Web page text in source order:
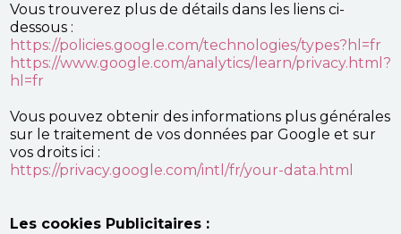
Vous trouverez plus de détails dans les liens ci-
dessous :
https://policies.google.com/technologies/types?hl=fr
https://www.google.com/analytics/learn/privacy.html?
hl=fr
Vous pouvez obtenir des informations plus générales
sur le traitement de vos données par Google et sur
vos droits ici :
https://privacy.google.com/intl/fr/your-data.html
Les cookies Publicitaires :